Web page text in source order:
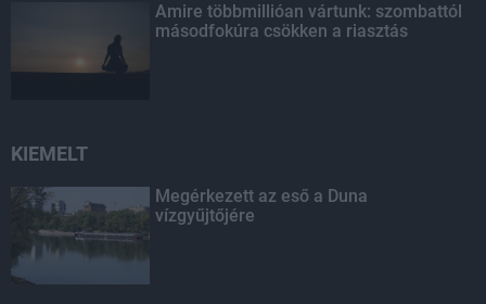
Amire többmillióan vártunk: szombattól
másodfokúra csökken a riasztás
KIEMELT
Megérkezett az eső a Duna
vízgyűjtőjére